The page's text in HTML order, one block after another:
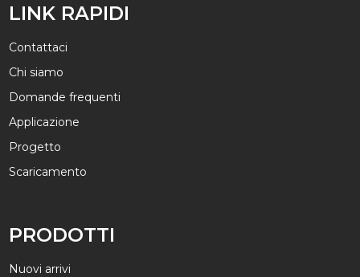
LINK RAPIDI
Contattaci
Chi siamo
Domande frequenti
Applicazione
Progetto
Scaricamento
PRODOTTI
Nuovi arrivi